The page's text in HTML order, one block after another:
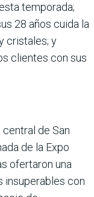
temporada;
28 años cuida la
cristales; y
clientes con sus
de San
de la Expo
ofertaron una
insuperables con